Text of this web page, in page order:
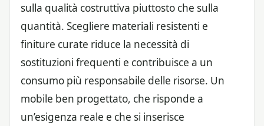
sulla qualità costruttiva piuttosto che sulla
quantità. Scegliere materiali resistenti e
finiture curate riduce la necessità di
sostituzioni frequenti e contribuisce a un
consumo più responsabile delle risorse. Un
mobile ben progettato, che risponde a
un’esigenza reale e che si inserisce